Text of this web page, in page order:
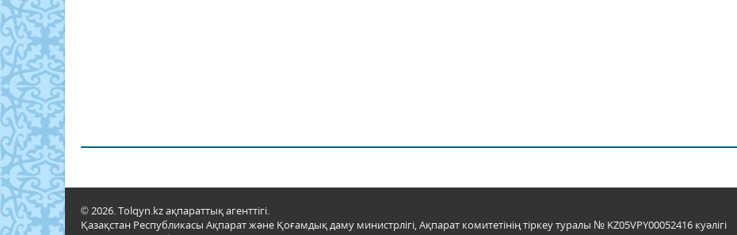
© 2026. Tolqyn.kz ақпараттық агенттігі.
Қазақстан Республикасы Ақпарат және Қоғамдық даму министрлігі, Ақпарат комитетінің тіркеу туралы № KZ05VPY00052416 куәлігі